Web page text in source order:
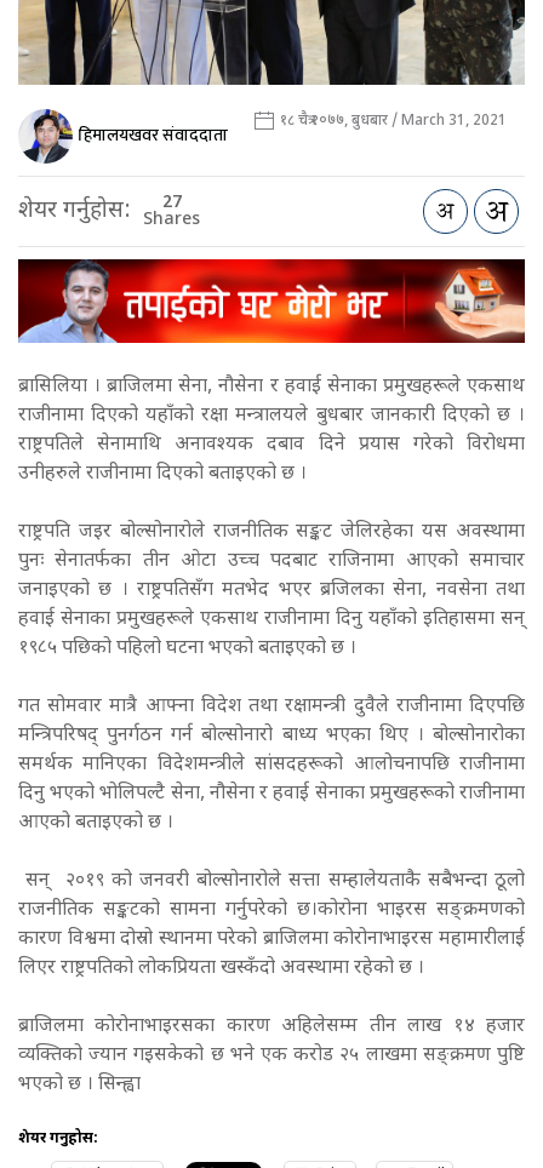
हिमालयखवर संवाददाता १८ चैत्र २०७७, बुधबार / March 31, 2021
शेयर गर्नुहोस: 27
Shares
ब्रासिलिया । ब्राजिलमा सेना, नौसेना र हवाई सेनाका प्रमुखहरूले एकसाथ
राजीनामा दिएको यहाँको रक्षा मन्त्रालयले बुधबार जानकारी दिएको छ ।
राष्ट्रपतिले सेनामाथि अनावश्यक दबाव दिने प्रयास गरेको विरोधमा
उनीहरुले राजीनामा दिएको बताइएको छ ।
राष्ट्रपति जइर बोल्सोनारोले राजनीतिक सङ्कट जेलिरहेका यस अवस्थामा
पुनः सेनातर्फका तीन ओटा उच्च पदबाट राजिनामा आएको समाचार
जनाइएको छ । राष्ट्रपतिसँग मतभेद भएर ब्रजिलका सेना, नवसेना तथा
हवाई सेनाका प्रमुखहरूले एकसाथ राजीनामा दिनु यहाँको इतिहासमा सन्
१९८५ पछिको पहिलो घटना भएको बताइएको छ ।
गत सोमवार मात्रै आफ्ना विदेश तथा रक्षामन्त्री दुवैले राजीनामा दिएपछि
मन्त्रिपरिषद् पुनर्गठन गर्न बोल्सोनारो बाध्य भएका थिए । बोल्सोनारोका
समर्थक मानिएका विदेशमन्त्रीले सांसदहरूको आलोचनापछि राजीनामा
दिनु भएको भोलिपल्टै सेना, नौसेना र हवाई सेनाका प्रमुखहरूको राजीनामा
आएको बताइएको छ ।
सन् २०१९ को जनवरी बोल्सोनारोले सत्ता सम्हालेयताकै सबैभन्दा ठूलो
राजनीतिक सङ्कटको सामना गर्नुपरेको छ।कोरोना भाइरस सङ्क्रमणको
कारण विश्वमा दोस्रो स्थानमा परेको ब्राजिलमा कोरोनाभाइरस महामारीलाई
लिएर राष्ट्रपतिको लोकप्रियता खस्कँदो अवस्थामा रहेको छ ।
ब्राजिलमा कोरोनाभाइरसका कारण अहिलेसम्म तीन लाख १४ हजार
व्यक्तिको ज्यान गइसकेको छ भने एक करोड २५ लाखमा सङ्क्रमण पुष्टि
भएको छ । सिन्ह्वा
शेयर गर्नुहोस: